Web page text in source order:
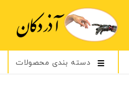
دسته بندی محصولات